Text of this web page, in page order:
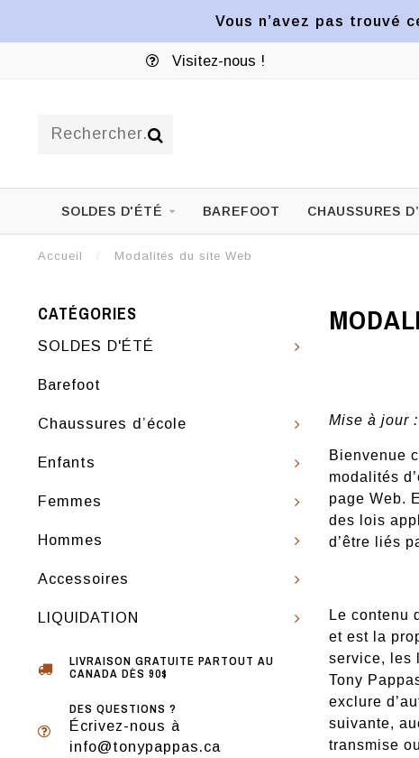
Vous n’avez pas trouvé
Visitez-nous !
SOLDES D'ÉTÉ BAREFOOT CHAUSSURES
Accueil / Modalités du site Web
CATÉGORIES
SOLDES D'ÉTÉ
Barefoot
Chaussures d’école
Enfants
Femmes
Hommes
Accessoires
LIQUIDATION
LIVRAISON GRATUITE PARTOUT AU
CANADA DÈS 90$
DES QUESTIONS ?
Écrivez-nous à
info@tonypappas.ca
Mise à jour
Bienvenue
modalités
page Web.
des lois
d’être liés
Le contenu
et est la
service, les
Tony
exclure
suivante,
transmise